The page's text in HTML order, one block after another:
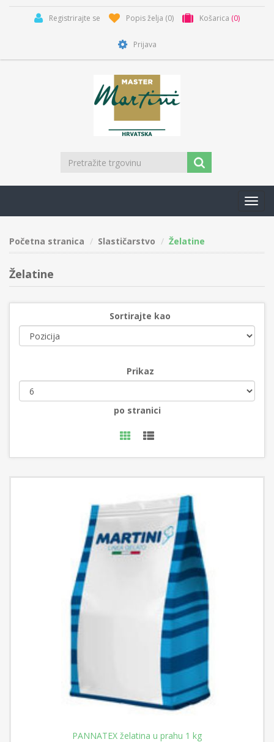
Registrirajte se Popis želja (0) Košarica (0)
Prijava
Početna stranica Slastičarstvo Želatine
Želatine
Sortirajte kao
Prikaz
po stranici
PANNATEX želatina u prahu 1 kg